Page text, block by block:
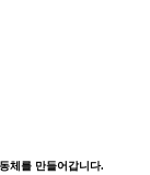
체를 만들어갑니다.